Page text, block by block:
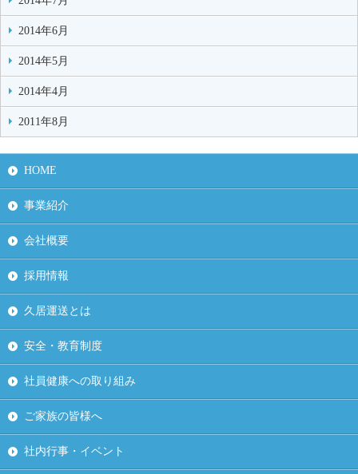
2014年6月
2014年5月
2014年4月
2011年8月
HOME
事業紹介
会社概要
採用情報
久居運送とは
安全・教育制度
社員健康への取り組み
ご家族の皆様へ
社内行事・イベント